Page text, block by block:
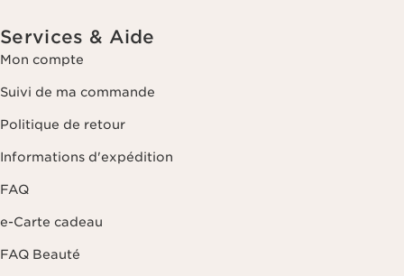
Services & Aide
Mon compte
Suivi de ma commande
Politique de retour
Informations d'expédition
FAQ
e-Carte cadeau
FAQ Beauté